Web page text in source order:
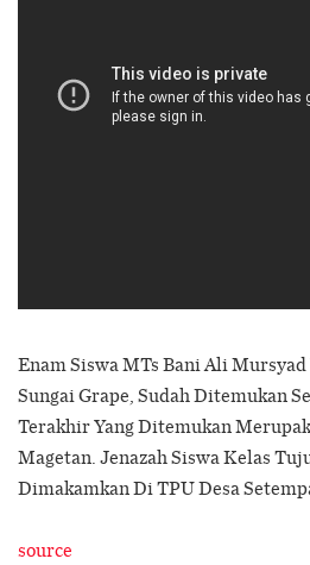
Enam Siswa MTs Bani Ali
Sungai Grape, Sudah Ditemukan
Terakhir Yang Ditemukan
Magetan. Jenazah Siswa Kelas
Dimakamkan Di TPU Desa
source